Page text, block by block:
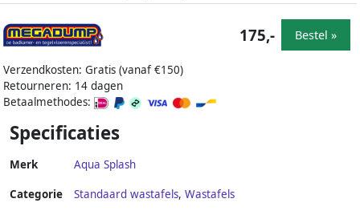
Verzendkosten: Gratis (vanaf €150)
Retourneren: 14 dagen
Betaalmethodes:
175,- Bestel »
Specificaties
Merk Aqua Splash
Categorie Standaard wastafels, Wastafels